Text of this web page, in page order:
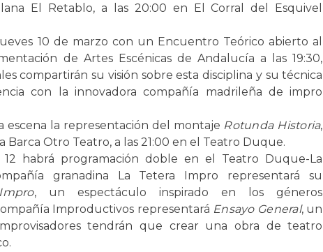
El Retablo, a las 20:00 en El Corral del Esquivel
10 de marzo con un Encuentro Teórico abierto al
de Artes Escénicas de Andalucía a las 19:30,
compartirán su visión sobre esta disciplina y su técnica
con la innovadora compañía madrileña de impro
escena la representación del montaje Rotunda Historia,
Otro Teatro, a las 21:00 en el Teatro Duque.
habrá programación doble en el Teatro Duque-La
granadina La Tetera Impro representará su
, un espectáculo inspirado en los géneros
Improductivos representará Ensayo General, un
tendrán que crear una obra de teatro